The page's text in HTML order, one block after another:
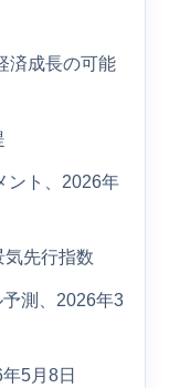
済成長の可能
ント、2026年
気先行指数
測、2026年3
5月8日